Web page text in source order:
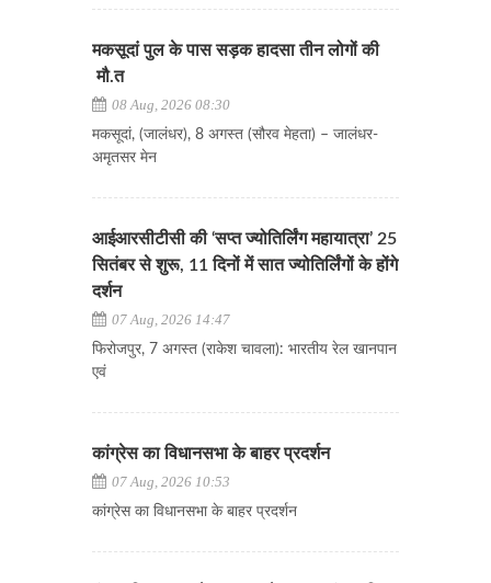
मकसूदां पुल के पास सड़क हादसा तीन लोगों की
मौ.त
08 Aug, 2026 08:30
मकसूदां, (जालंधर), 8 अगस्त (सौरव मेहता) – जालंधर-
अमृतसर मेन
आईआरसीटीसी की ‘सप्त ज्योतिर्लिंग महायात्रा’ 25
सितंबर से शुरू, 11 दिनों में सात ज्योतिर्लिंगों के होंगे
दर्शन
07 Aug, 2026 14:47
फिरोजपुर, 7 अगस्त (राकेश चावला): भारतीय रेल खानपान
एवं
कांग्रेस का विधानसभा के बाहर प्रदर्शन
07 Aug, 2026 10:53
कांग्रेस का विधानसभा के बाहर प्रदर्शन